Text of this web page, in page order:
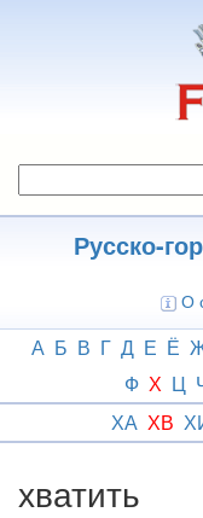
Русско-
О
А Б В Г Д Е Ё
Ф Х Ц
ХА ХВ
хватить